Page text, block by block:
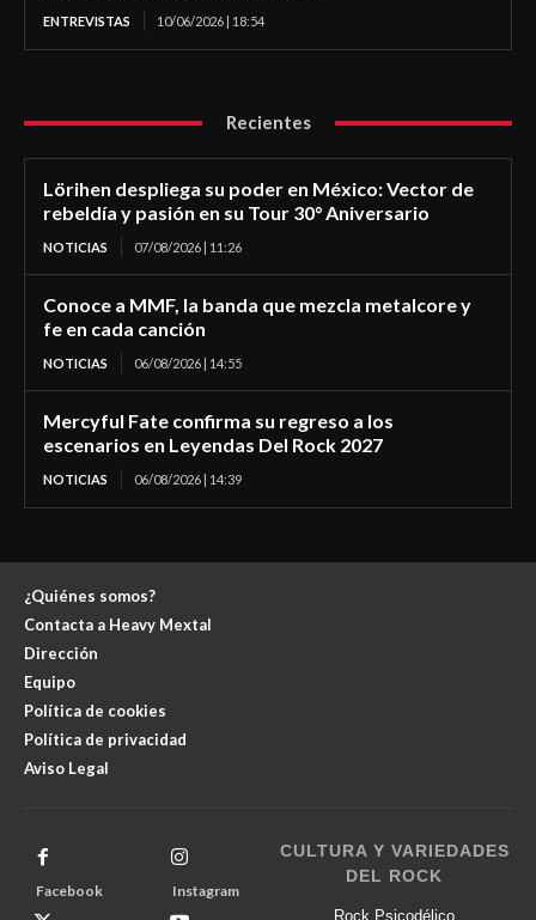
ENTREVISTAS 10/06/2026 | 18:54
Recientes
Lörihen despliega su poder en México: Vector de
rebeldía y pasión en su Tour 30° Aniversario
NOTICIAS 07/08/2026 | 11:26
Conoce a MMF, la banda que mezcla metalcore y
fe en cada canción
NOTICIAS 06/08/2026 | 14:55
Mercyful Fate confirma su regreso a los
escenarios en Leyendas Del Rock 2027
NOTICIAS 06/08/2026 | 14:39
¿Quiénes somos?
Contacta a Heavy Mextal
Dirección
Equipo
Política de cookies
Política de privacidad
Aviso Legal
Facebook Instagram
CULTURA Y VARIEDADES
DEL ROCK
Rock Psicodélico